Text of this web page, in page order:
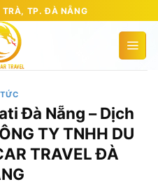
TRÀ, TP. ĐÀ NẴNG
Đà Nẵng – Dịch
TY TNHH DU
TRAVEL ĐÀ